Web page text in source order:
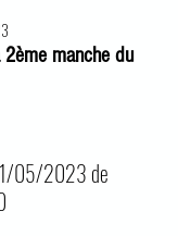
manche du
05/2023 de